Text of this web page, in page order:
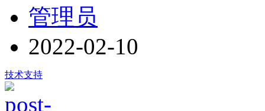
管理员
2022-02-10
技术支持